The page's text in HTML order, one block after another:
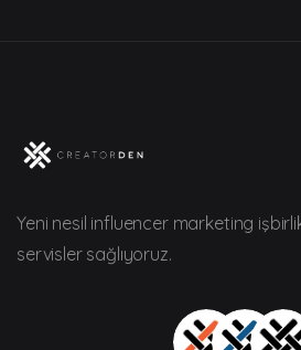
Yeni nesil influencer marketing
servisler sağlıyoruz.